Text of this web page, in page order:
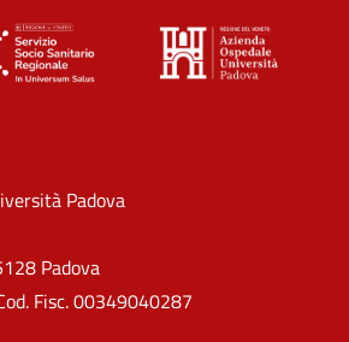
Padova
Padova
Fisc. 00349040287